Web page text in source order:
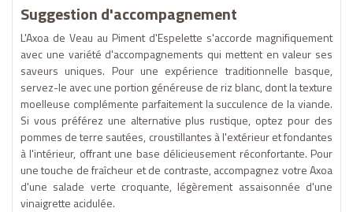
Suggestion d'accompagnement
L'Axoa de Veau au Piment d'Espelette s'accorde magnifiquement
avec une variété d'accompagnements qui mettent en valeur ses
saveurs uniques. Pour une expérience traditionnelle basque,
servez-le avec une portion généreuse de riz blanc, dont la texture
moelleuse complémente parfaitement la succulence de la viande.
Si vous préférez une alternative plus rustique, optez pour des
pommes de terre sautées, croustillantes à l'extérieur et fondantes
à l'intérieur, offrant une base délicieusement réconfortante. Pour
une touche de fraîcheur et de contraste, accompagnez votre Axoa
d'une salade verte croquante, légèrement assaisonnée d'une
vinaigrette acidulée.